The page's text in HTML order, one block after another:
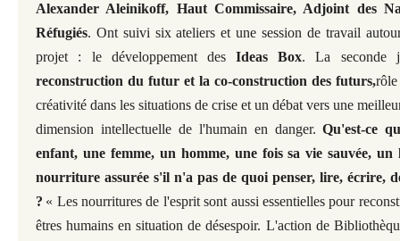
Alexander Aleinikoff, Haut Commissaire, Adjoint des
Réfugiés. Ont suivi six ateliers et une session de travail
projet : le développement des
Ideas Box. La seconde
reconstruction du futur et la co-construction des futurs,
créativité dans les situations de crise et un débat vers une
dimension intellectuelle de l'humain en danger. Qu'est-ce
enfant, une femme, un homme, une fois sa vie sauvée, un
nourriture assurée s'il n'a pas de quoi penser, lire, écrire,
? « Les nourritures de l'esprit sont aussi essentielles pour
êtres humains en situation de désespoir. L'action de